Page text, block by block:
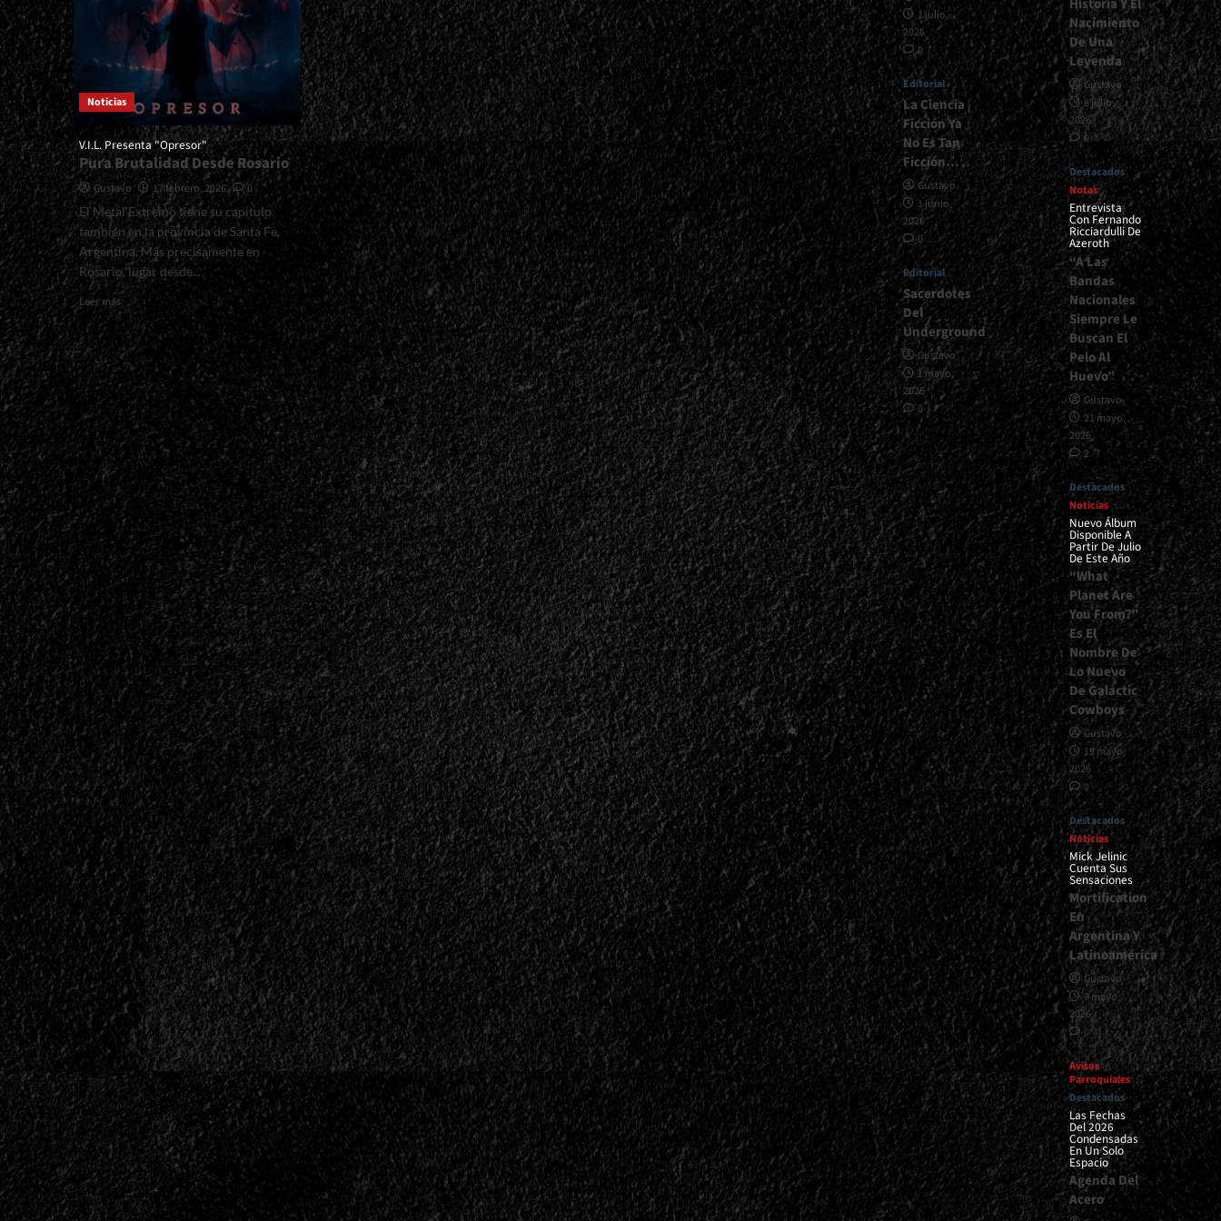
Noticias
V.I.L. Presenta "Opresor"
Pura Brutalidad Desde Rosario
Gustavo 17 febrero, 2026
0
El Metal Extremo tiene su capítulo
también en la provincia de Santa Fe,
Argentina. Más precisamente en
Rosario, lugar desde...
Leer másRead
more
about
<small>V.I.L.
Presenta
"Opresor"
<span>
|
</span>
</small>
<div>Pura
Brutalidad
Desde
Rosario</div>
1 julio,
2026
0
Editorial
La Ciencia
Ficción Ya
No Es Tan
Ficción…
Gustavo
1 junio,
2026
0
Editorial
Sacerdotes
Del
Underground
Gustavo
1 mayo,
2026
0
Historia Y El
Nacimiento
De Una
Leyenda
Gustavo
8 julio,
2026
0
Destacados
Notas
Entrevista
Con Fernando
Ricciardulli De
Azeroth
“A Las
Bandas
Nacionales
Siempre Le
Buscan El
Pelo Al
Huevo”
Gustavo
21 mayo,
2026
2
Destacados
Noticias
Nuevo Álbum
Disponible A
Partir De Julio
De Este Año
“What
Planet Are
You From?”
Es El
Nombre De
Lo Nuevo
De Galactic
Cowboys
Gustavo
15 mayo,
2026
0
Destacados
Noticias
Mick Jelinic
Cuenta Sus
Sensaciones
Mortification
En
Argentina Y
Latinoamérica
Gustavo
7 mayo,
2026
0
Avisos
Parroquiales
Destacados
Las Fechas
Del 2026
Condensadas
En Un Solo
Espacio
Agenda Del
Acero